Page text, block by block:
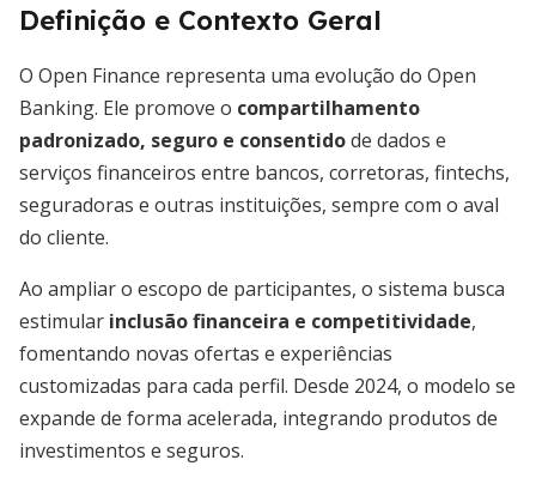
Definição e Contexto Geral
O Open Finance representa uma evolução do Open
Banking. Ele promove o compartilhamento
padronizado, seguro e consentidode dados e
serviços financeiros entre bancos, corretoras, fintechs,
seguradoras e outras instituições, sempre com o aval
do cliente.
Ao ampliar o escopo de participantes, o sistema busca
estimular inclusão financeira e competitividade,
fomentando novas ofertas e experiências
customizadas para cada perfil. Desde 2024, o modelo se
expande de forma acelerada, integrando produtos de
investimentos e seguros.